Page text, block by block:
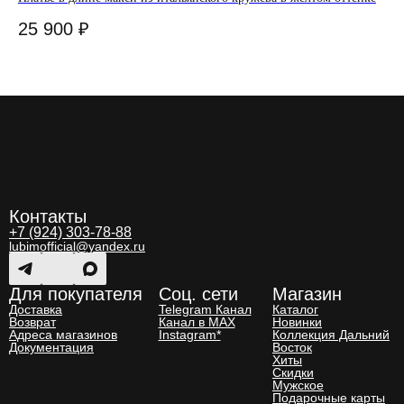
25 900 ₽
Контакты
+7 (924) 303-78-88
lubimofficial@yandex.ru
Соц. сети
Telegram Канал
Канал в MAX
Instagram*
Магазин
Каталог
Новинки
Коллекция Дальний
Восток
Хиты
Скидки
Мужское
Подарочные карты
Для покупателя
Доставка
Возврат
Адреса магазинов
Документация